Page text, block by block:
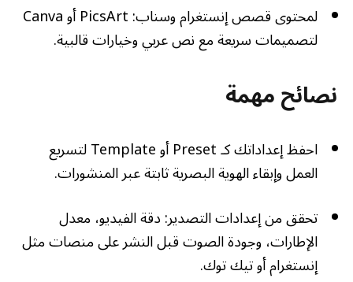
لمحتوى قصص إنستغرام وسناب: PicsArt أو Canva
لتصميمات سريعة مع نص عربي وخيارات قالبية.
نصائح مهمة
احفظ إعداداتك كـ Preset أو Template لتسريع
العمل وإبقاء الهوية البصرية ثابتة عبر المنشورات.
تحقق من إعدادات التصدير: دقة الفيديو، معدل
الإطارات، وجودة الصوت قبل النشر على منصات مثل
إنستغرام أو تيك توك.